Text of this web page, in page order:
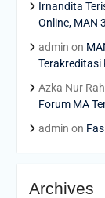
Irnandita
Online, MAN
admin on
Terakreditasi
Azka Nur
Forum MA
admin on
Archives